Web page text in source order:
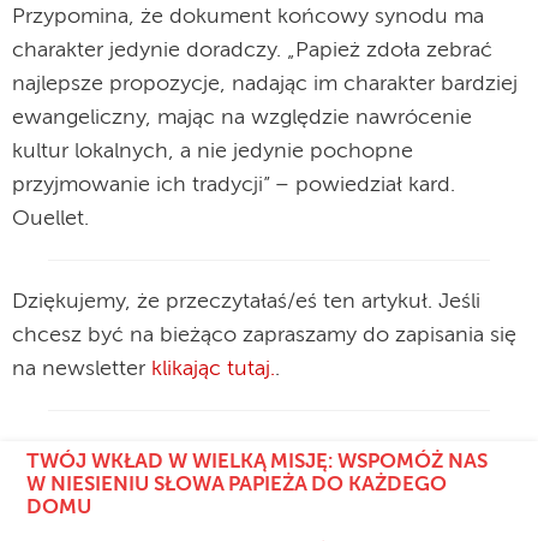
Przypomina, że dokument końcowy synodu ma
charakter jedynie doradczy. „Papież zdoła zebrać
najlepsze propozycje, nadając im charakter bardziej
ewangeliczny, mając na względzie nawrócenie
kultur lokalnych, a nie jedynie pochopne
przyjmowanie ich tradycji” – powiedział kard.
Ouellet.
Dziękujemy, że przeczytałaś/eś ten artykuł. Jeśli
chcesz być na bieżąco zapraszamy do zapisania się
na newsletter klikając tutaj..
TWÓJ WKŁAD W WIELKĄ MISJĘ: WSPOMÓŻ NAS
W NIESIENIU SŁOWA PAPIEŻA DO KAŻDEGO
DOMU